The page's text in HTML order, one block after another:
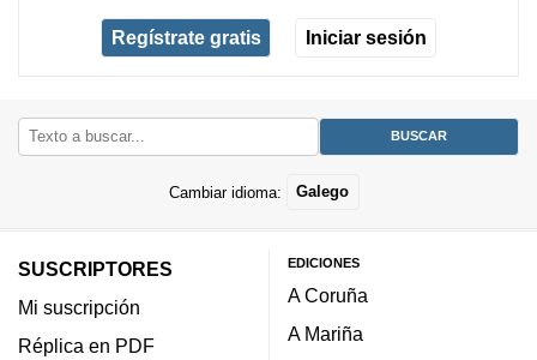
Regístrate gratis Iniciar sesión
Cambiar idioma: Galego
SUSCRIPTORES
Mi suscripción
Réplica en PDF
EDICIONES
A Coruña
A Mariña